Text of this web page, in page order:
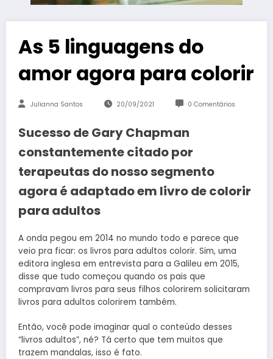
As 5 linguagens do
amor agora para colorir
Julianna Santos 20/09/2021 0 Comentários
Sucesso de Gary Chapman
constantemente citado por
terapeutas do nosso segmento
agora é adaptado em livro de colorir
para adultos
A onda pegou em 2014 no mundo todo e parece que
veio pra ficar: os livros para adultos colorir. Sim, uma
editora inglesa em entrevista para a Galileu em 2015,
disse que tudo começou quando os pais que
compravam livros para seus filhos colorirem solicitaram
livros para adultos colorirem também.
Então, você pode imaginar qual o conteúdo desses
“livros adultos”, né? Tá certo que tem muitos que
trazem mandalas, isso é fato.